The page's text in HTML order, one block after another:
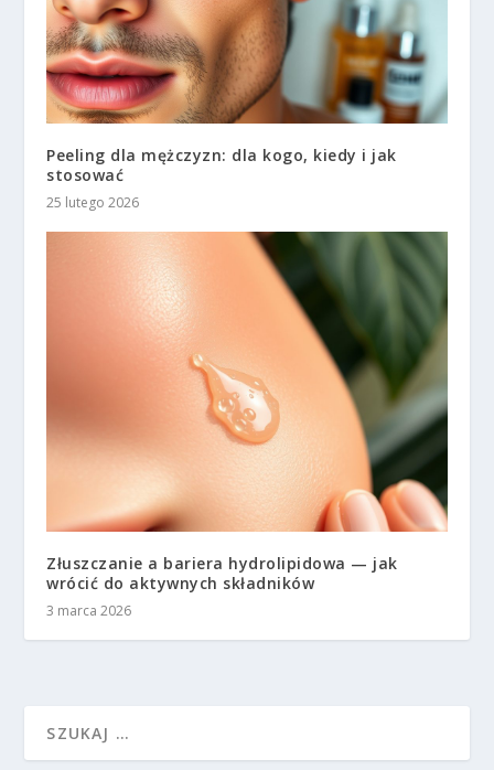
Peeling dla mężczyzn: dla kogo, kiedy i jak
stosować
25 lutego 2026
Złuszczanie a bariera hydrolipidowa — jak
wrócić do aktywnych składników
3 marca 2026